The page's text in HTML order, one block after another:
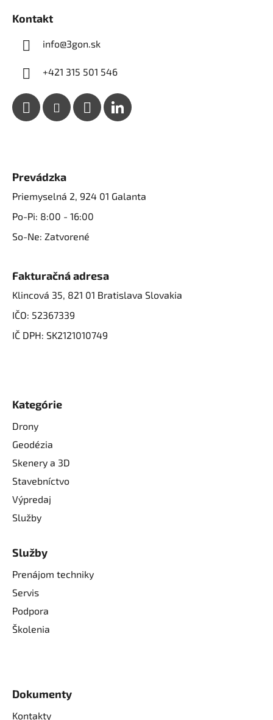
Kontakt
info@3gon.sk
+421 315 501 546
Prevádzka
Priemyselná 2, 924 01 Galanta
Po-Pi: 8:00 - 16:00
So-Ne: Zatvorené
Fakturačná adresa
Klincová 35, 821 01 Bratislava Slovakia
IČO: 52367339
IČ DPH: SK2121010749
Kategórie
Drony
Geodézia
Skenery a 3D
Stavebníctvo
Výpredaj
Služby
Služby
Prenájom techniky
Servis
Podpora
Školenia
Dokumenty
Kontakty